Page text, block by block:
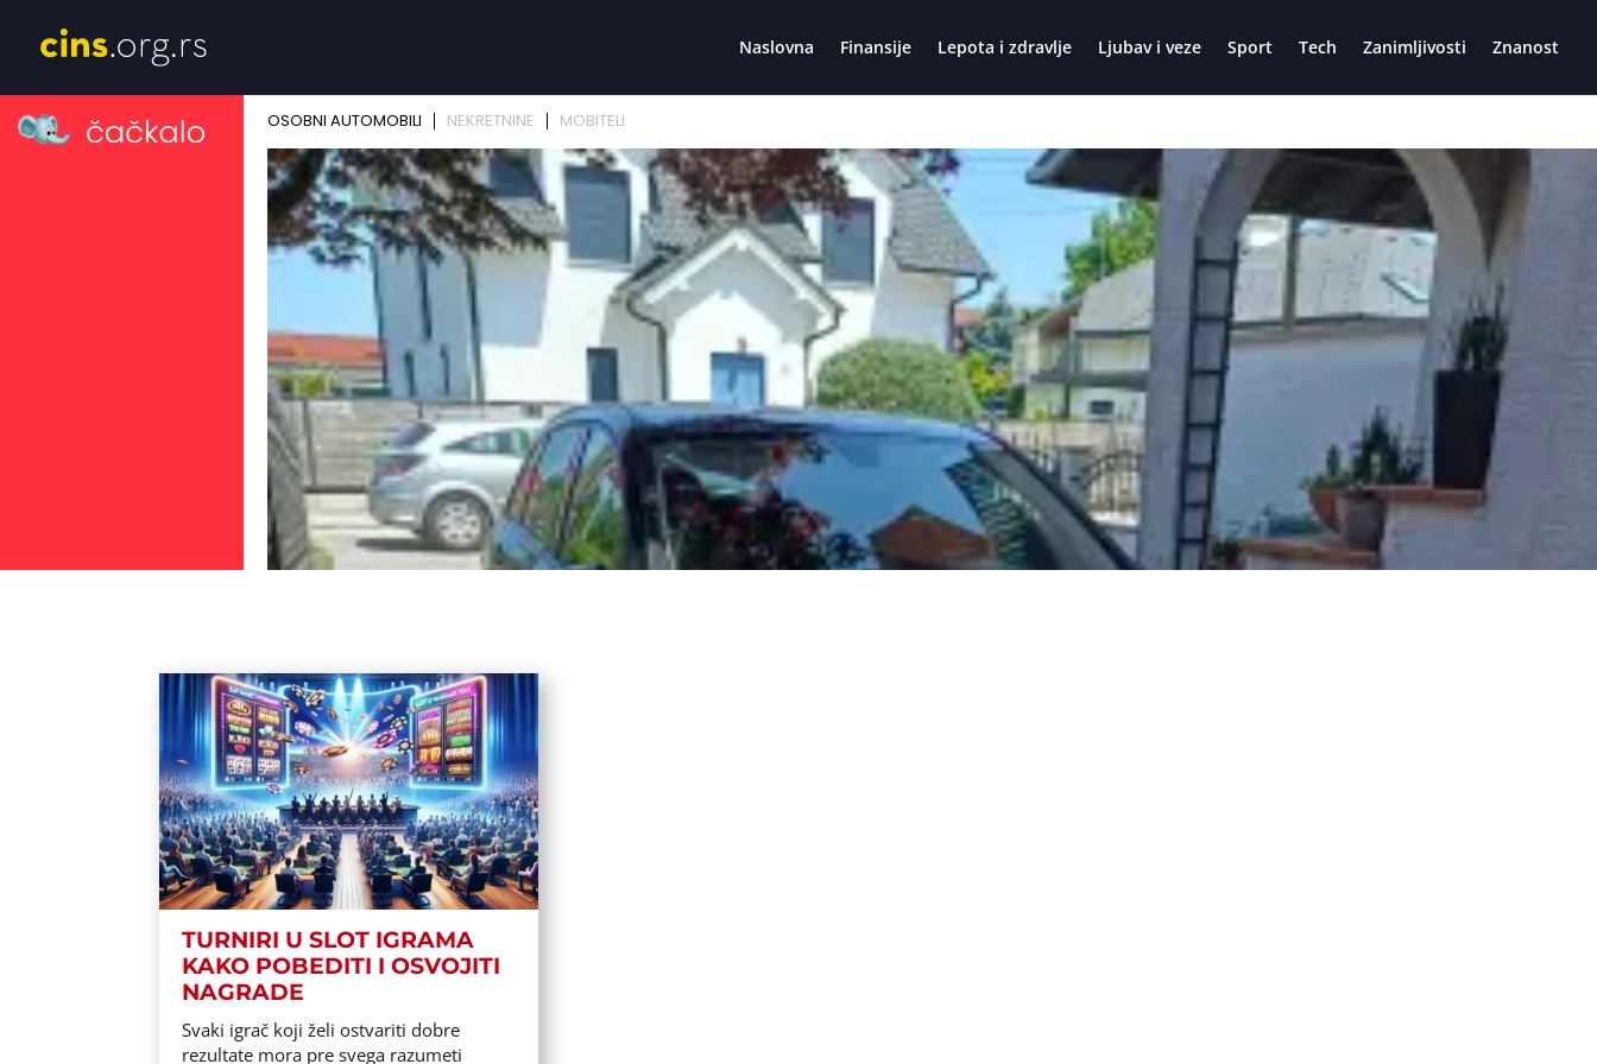
Naslovna Finansije Lepota i zdravlje Ljubav i veze Sport Tech Zanimljivosti Znanost
TURNIRI U SLOT IGRAMA
KAKO POBEDITI I OSVOJITI
NAGRADE
Svaki igrač koji želi ostvariti dobre
rezultate mora pre svega razumeti